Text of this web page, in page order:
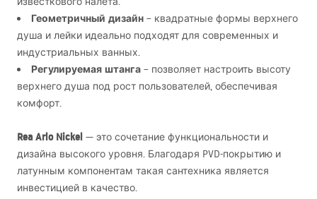
Геометричный дизайн – квадратные формы верхнего
душа и лейки идеально подходят для современных и
индустриальных ванных.
Регулируемая штанга – позволяет настроить высоту
верхнего душа под рост пользователей, обеспечивая
комфорт.
Rea Arlo Nickel — это сочетание функциональности и
дизайна высокого уровня. Благодаря PVD-покрытию и
латунным компонентам такая сантехника является
инвестицией в качество.